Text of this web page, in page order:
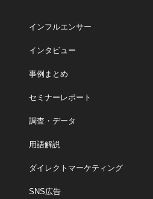
インフルエンサー
インタビュー
事例まとめ
セミナーレポート
調査・データ
用語解説
ダイレクトマーケティング
SNS広告